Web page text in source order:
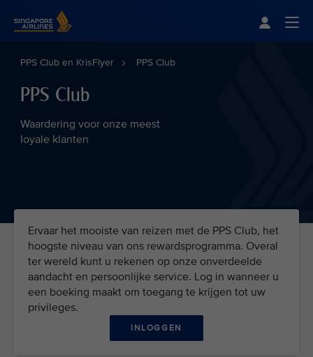
PPS Club en KrisFlyer PPS Club
PPS Club
Waardering voor onze meest
loyale klanten
Ervaar het mooiste van reizen met de PPS Club, het
hoogste niveau van ons rewardsprogramma. Overal
ter wereld kunt u rekenen op onze onverdeelde
aandacht en persoonlijke service. Log in wanneer u
een boeking maakt om toegang te krijgen tot uw
privileges.
INLOGGEN